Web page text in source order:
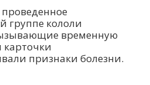
группе кололи
временную
признаки болезни.